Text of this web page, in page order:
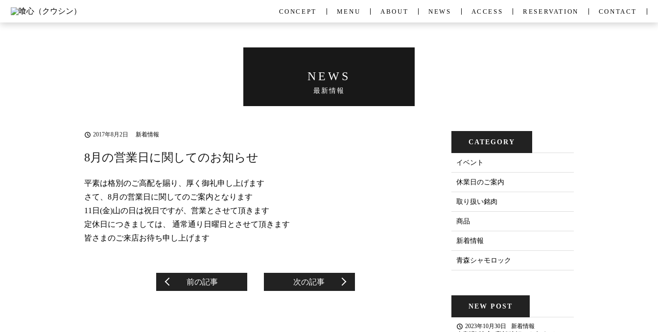
CONCEPT MENU ABOUT NEWS ACCESS RESERVATION CONTACT
NEWS
最新情報
2017年8月2日 新着情報
8月の営業日に関してのお知らせ
平素は格別のご高配を賜り、厚く御礼申し上げます
さて、8月の営業日に関してのご案内となります
11日(金)山の日は祝日ですが、営業とさせて頂きます
定休日につきましては、 通常通り日曜日とさせて頂きます
皆さまのご来店お待ち申し上げます
前の記事 次の記事
CATEGORY
イベント
休業日のご案内
取り扱い銘肉
商品
新着情報
青森シャモロック
NEW POST
2023年10月30日 新着情報